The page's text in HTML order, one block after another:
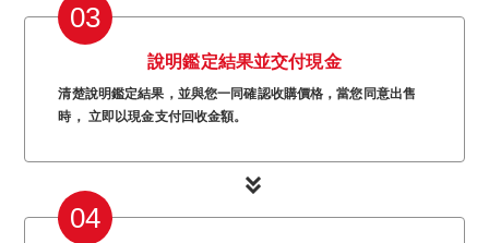
說明鑑定結果並交付現金
清楚說明鑑定結果，並與您一同確認收購價格，當您同意出售
時， 立即以現金支付回收金額。
03
04